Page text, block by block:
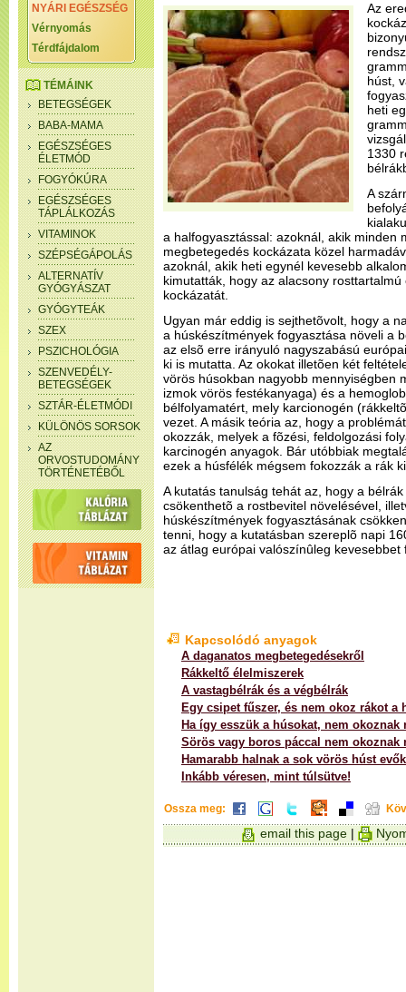
NYÁRI EGÉSZSÉG
Vérnyomás
Térdfájdalom
TÉMÁINK
BETEGSÉGEK
BABA-MAMA
EGÉSZSÉGES
ÉLETMÓD
FOGYÓKÚRA
EGÉSZSÉGES
TÁPLÁLKOZÁS
VITAMINOK
SZÉPSÉGÁPOLÁS
ALTERNATÍV
GYÓGYÁSZAT
GYÓGYTEÁK
SZEX
PSZICHOLÓGIA
SZENVEDÉLY-
BETEGSÉGEK
SZTÁR-ÉLETMÓDI
KÜLÖNÖS SORSOK
AZ
ORVOSTUDOMÁNY
TÖRTÉNETÉBŐL
Az
húst,
heti
1330
A
a halfogyasztással: azoknál, akik minden
megbetegedés kockázata közel
azoknál, akik heti egynél kevesebb
kimutatták, hogy az alacsony
kockázatát.
Ugyan már eddig is sejthetõvolt, hogy a
a húskészítmények fogyasztása növeli a
az elsõ erre irányuló nagyszabású
ki is mutatta. Az okokat illetõen két
vörös húsokban nagyobb mennyiségben
izmok vörös festékanyaga) és a
bélfolyamatért, mely karcionogén
vezet. A másik teória az, hogy a
okozzák, melyek a fõzési, feldolgozási
karcinogén anyagok. Bár utóbbiak
ezek a húsfélék mégsem fokozzák a rák
A kutatás tanulság tehát az, hogy a
csökenthetõ a rostbevitel növelésével,
húskészítmények fogyasztásának
tenni, hogy a kutatásban szereplõ napi
az átlag európai valószínûleg kevesebbet
Kapcsolódó anyagok
A daganatos megbetegedésekről
Rákkeltő élelmiszerek
A vastagbélrák és a végbélrák
Egy csipet fűszer, és nem okoz rákot a
Ha így esszük a húsokat, nem okoznak
Sörös vagy boros páccal nem okoznak
Hamarabb halnak a sok vörös húst evők
Inkább véresen, mint túlsütve!
Ossza meg:
email this page |